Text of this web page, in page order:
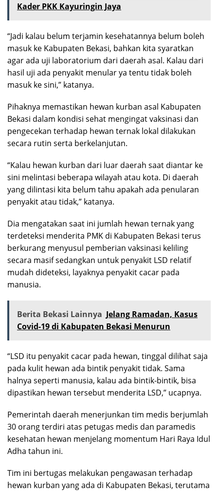
Kader PKK Kayuringin Jaya
“Jadi kalau belum terjamin kesehatannya belum boleh
masuk ke Kabupaten Bekasi, bahkan kita syaratkan
agar ada uji laboratorium dari daerah asal. Kalau dari
hasil uji ada penyakit menular ya tentu tidak boleh
masuk ke sini,” katanya.
Pihaknya memastikan hewan kurban asal Kabupaten
Bekasi dalam kondisi sehat mengingat vaksinasi dan
pengecekan terhadap hewan ternak lokal dilakukan
secara rutin serta berkelanjutan.
“Kalau hewan kurban dari luar daerah saat diantar ke
sini melintasi beberapa wilayah atau kota. Di daerah
yang dilintasi kita belum tahu apakah ada penularan
penyakit atau tidak,” katanya.
Dia mengatakan saat ini jumlah hewan ternak yang
terdeteksi menderita PMK di Kabupaten Bekasi terus
berkurang menyusul pemberian vaksinasi keliling
secara masif sedangkan untuk penyakit LSD relatif
mudah dideteksi, layaknya penyakit cacar pada
manusia.
Berita Bekasi Lainnya Jelang Ramadan, Kasus
Covid-19 di Kabupaten Bekasi Menurun
“LSD itu penyakit cacar pada hewan, tinggal dilihat saja
pada kulit hewan ada bintik penyakit tidak. Sama
halnya seperti manusia, kalau ada bintik-bintik, bisa
dipastikan hewan tersebut menderita LSD,” ucapnya.
Pemerintah daerah menerjunkan tim medis berjumlah
30 orang terdiri atas petugas medis dan paramedis
kesehatan hewan menjelang momentum Hari Raya Idul
Adha tahun ini.
Tim ini bertugas melakukan pengawasan terhadap
hewan kurban yang ada di Kabupaten Bekasi, terutama